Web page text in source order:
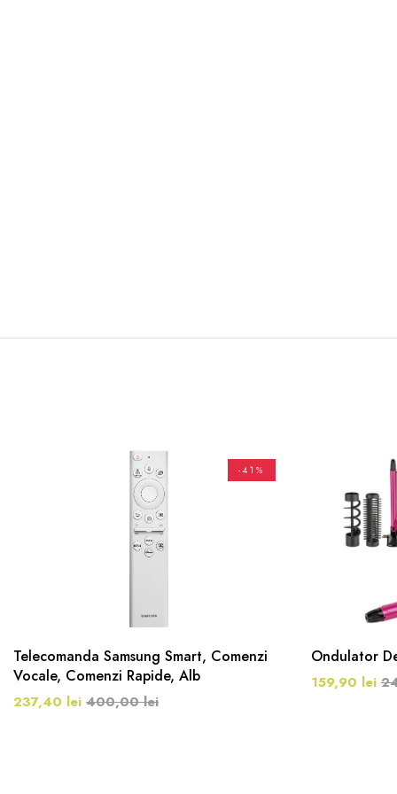
-41%
Telecomanda Samsung Smart, Comenzi
Vocale, Comenzi Rapide, Alb
237,40 lei 400,00 lei
Ondulator
159,90 lei